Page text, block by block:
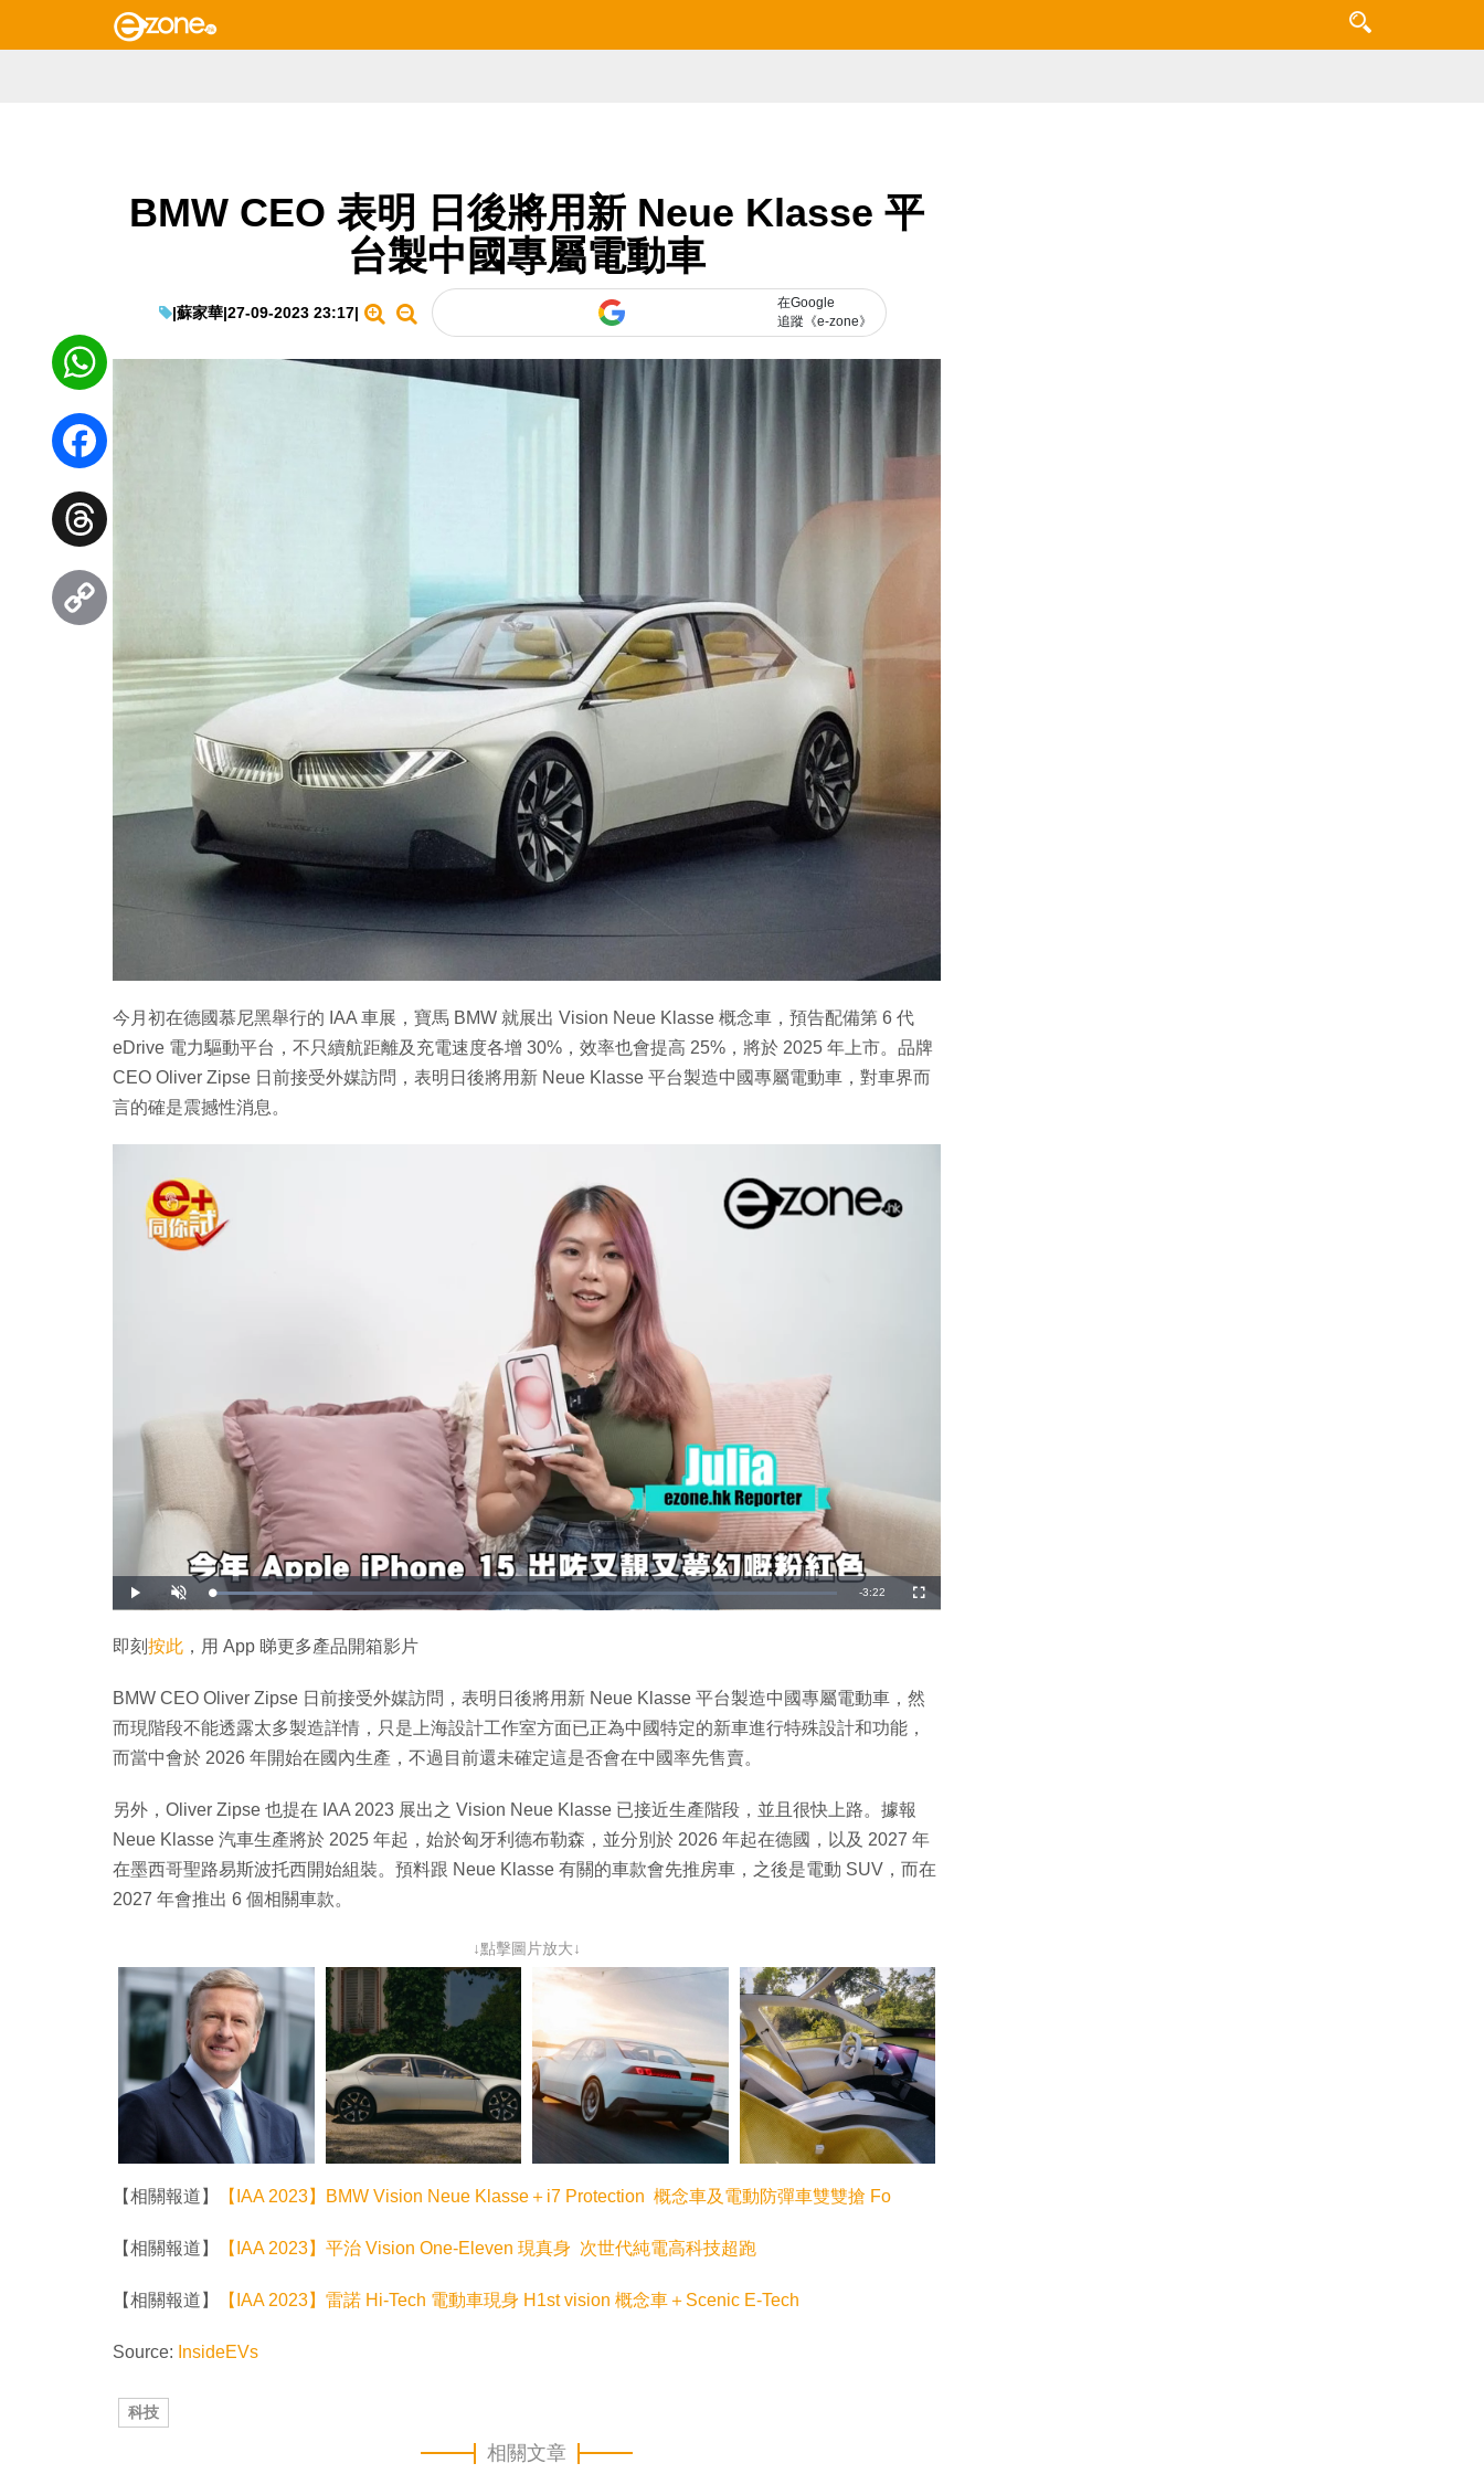
BMW CEO 表明 日後將用新 Neue Klasse 平
台製中國專屬電動車
|蘇家華|27-09-2023 23:17|
在Google
追蹤《e-zone》
今月初在德國慕尼黑舉行的 IAA 車展，寶馬 BMW 就展出 Vision Neue Klasse 概念車，預告配備第 6 代
eDrive 電力驅動平台，不只續航距離及充電速度各增 30%，效率也會提高 25%，將於 2025 年上市。品牌
CEO Oliver Zipse 日前接受外媒訪問，表明日後將用新 Neue Klasse 平台製造中國專屬電動車，對車界而
言的確是震撼性消息。
播
放
開
啟
載
入
:
1
4
%
剩
間
-3:22
全
螢
即刻 按此 ，用 App 睇更多產品開箱影片
BMW CEO Oliver Zipse 日前接受外媒訪問，表明日後將用新 Neue Klasse 平台製造中國專屬電動車，然
而現階段不能透露太多製造詳情，只是上海設計工作室方面已正為中國特定的新車進行特殊設計和功能，
而當中會於 2026 年開始在國內生產，不過目前還未確定這是否會在中國率先售賣。
另外，Oliver Zipse 也提在 IAA 2023 展出之 Vision Neue Klasse 已接近生產階段，並且很快上路。據報
Neue Klasse 汽車生產將於 2025 年起，始於匈牙利德布勒森，並分別於 2026 年起在德國，以及 2027 年
在墨西哥聖路易斯波托西開始組裝。預料跟 Neue Klasse 有關的車款會先推房車，之後是電動 SUV，而在
2027 年會推出 6 個相關車款。
↓點擊圖片放大↓
【相關報道】 【IAA 2023】BMW Vision Neue Klasse＋i7 Protection 概念車及電動防彈車雙雙搶 Fo
【相關報道】 【IAA 2023】平治 Vision One-Eleven 現真身 次世代純電高科技超跑
【相關報道】 【IAA 2023】雷諾 Hi-Tech 電動車現身 H1st vision 概念車＋Scenic E-Tech
Source: InsideEVs
科技
相關文章
WhatsApp
Facebook
Threads
Copy
Link